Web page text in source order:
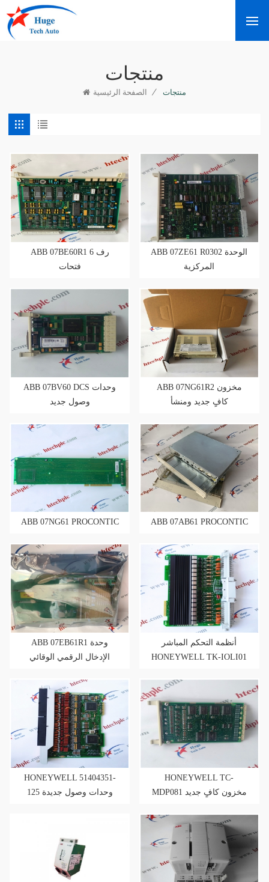
منتجات
الصفحة الرئيسية / منتجات
ABB 07BE60R1 رف 6
فتحات
ABB 07ZE61 R0302 الوحدة
المركزية
ABB 07BV60 DCS وحدات
وصول جديد
ABB 07NG61R2 مخزون
كافٍ جديد ومنشأ
ABB 07NG61 PROCONTIC ABB 07AB61 PROCONTIC
ABB 07EB61R1 وحدة
الإدخال الرقمي الوقائي
أنظمة التحكم المباشر
HONEYWELL TK-IOLI01
HONEYWELL 51404351-
125 وحدات وصول جديدة
HONEYWELL TC-
MDP081 مخزون كافٍ جديد